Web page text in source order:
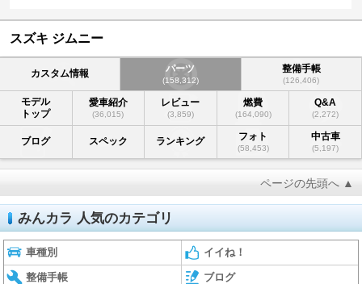
スズキ ジムニー
カスタム情報 パーツ
(158,312)
整備手帳
(126,406)
モデル
トップ
愛車紹介
(36,015)
レビュー
(3,859)
燃費
(164,090)
Q&A
(2,272)
ブログ スペック ランキング フォト
(58,453)
中古車
(5,197)
ページの先頭へ ▲
みんカラ 人気のカテゴリ
車種別 イイね！
整備手帳 ブログ